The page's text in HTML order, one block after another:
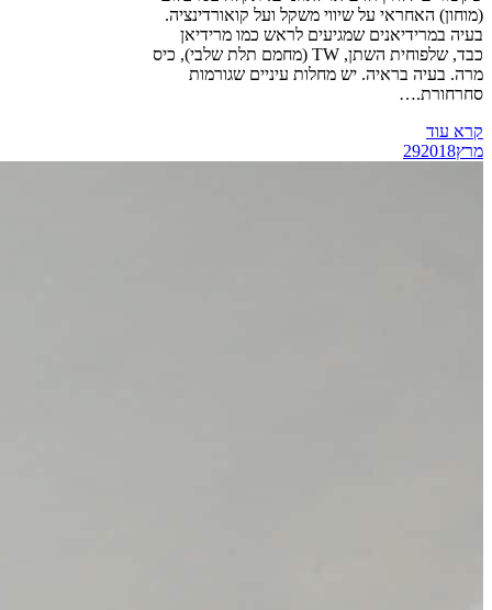
(מוחון) האחראי על שיווי משקל ועל קואורדינציה.
בעיה במרידיאנים שמגיעים לראש כמו מרידיאן
כבד, שלפוחית השתן, TW (מחמם תלת שלבי), כיס
מרה. בעיה בראיה. יש מחלות עיניים שגורמות
סחרחורת.…
קרא עוד
מרץ
292018